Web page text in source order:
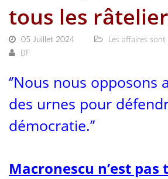
tous les
05 Juillet 2024
Les affaires sont
BF
‘’Nous nous opposons
des urnes pour
démocratie.’’
Macronescu n’est pas